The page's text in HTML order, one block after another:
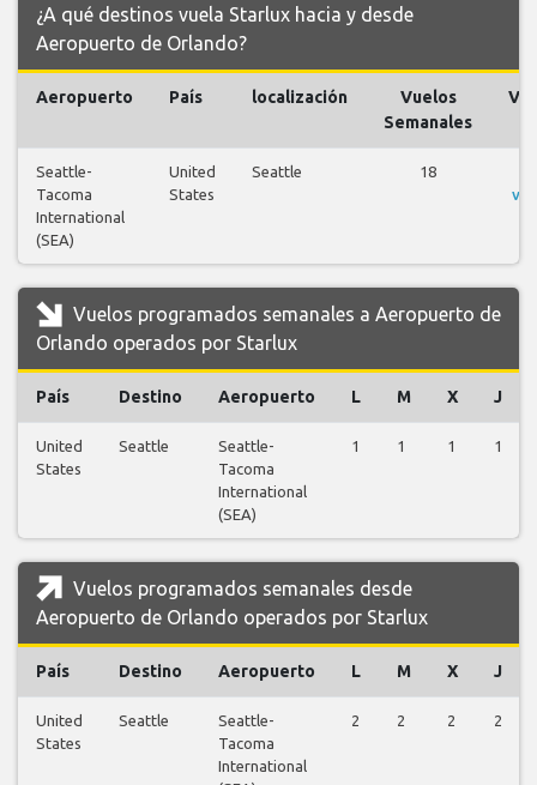
¿A qué destinos vuela Starlux hacia y desde
Aeropuerto de Orlando?
Aeropuerto País localización
Vuelos
Semanales
Seattle-
Tacoma
International
(SEA)
United
States
Seattle 18
Vuelos programados semanales a Aeropuerto de
Orlando operados por Starlux
País Destino Aeropuerto L M X J
United
States
Seattle
Seattle-
Tacoma
International
(SEA)
1 1 1 1
Vuelos programados semanales desde
Aeropuerto de Orlando operados por Starlux
País Destino Aeropuerto L M X J
United
States
Seattle
Seattle-
Tacoma
International
2 2 2 2